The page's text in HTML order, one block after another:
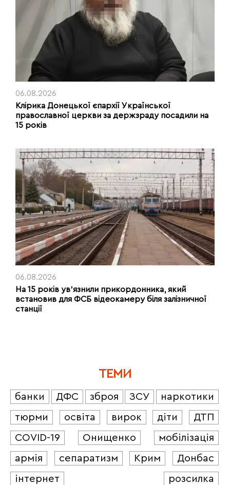
06.08.2026
Клірика Донецької єпархії Української
православної церкви за держзраду посадили на
15 років
06.08.2026
На 15 років увʼязнили прикордонника, який
встановив для ФСБ відеокамеру біля залізничної
станції
ТЕМИ
банки ДФС зброя ЗСУ
наркотики
тюрми
освіта вирок діти
ДТП
COVID-19
Онищенко
мобілізація
армія
сепаратизм Крим
Донбас
інтернет
розсилка